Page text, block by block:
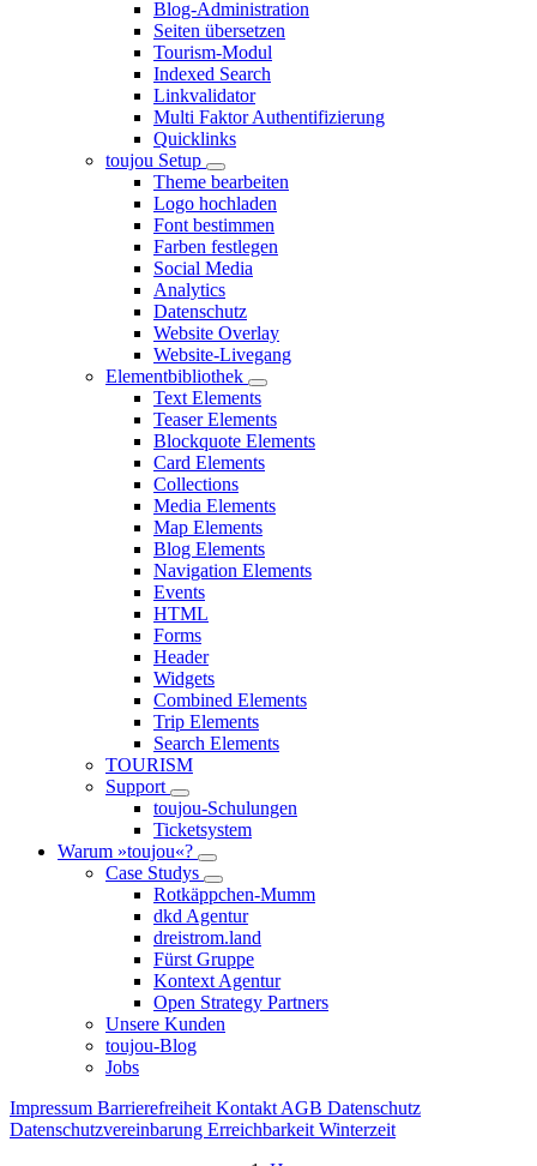
Blog-Administration
Seiten übersetzen
Tourism-Modul
Indexed Search
Linkvalidator
Multi Faktor Authentifizierung
Quicklinks
toujou Setup
Theme bearbeiten
Logo hochladen
Font bestimmen
Farben festlegen
Social Media
Analytics
Datenschutz
Website Overlay
Website-Livegang
Elementbibliothek
Text Elements
Teaser Elements
Blockquote Elements
Card Elements
Collections
Media Elements
Map Elements
Blog Elements
Navigation Elements
Events
HTML
Forms
Header
Widgets
Combined Elements
Trip Elements
Search Elements
TOURISM
Support
toujou-Schulungen
Ticketsystem
Warum »toujou«?
Case Studys
Rotkäppchen-Mumm
dkd Agentur
dreistrom.land
Fürst Gruppe
Kontext Agentur
Open Strategy Partners
Unsere Kunden
toujou-Blog
Jobs
Impressum Barrierefreiheit Kontakt AGB Datenschutz
Datenschutzvereinbarung Erreichbarkeit Winterzeit